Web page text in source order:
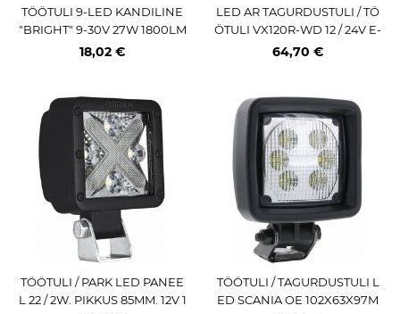
TÖÖTULI 9-LED KANDILINE
"BRIGHT" 9-30V 27W 1800LM
6000L ALUMINIUM JBM
18,02 €
LED AR TAGURDUSTULI / TÖ
ÖTULI VX120R-WD 12 / 24V E-
TÄHIS 1100LM 14W 121MM IP6
64,70 €
TÖÖTULI / PARK LED PANEE
L 22 / 2W. PIKKUS 85MM. 12V 1
TÖÖTULI / TAGURDUSTULI L
ED SCANIA OE 102X63X97M